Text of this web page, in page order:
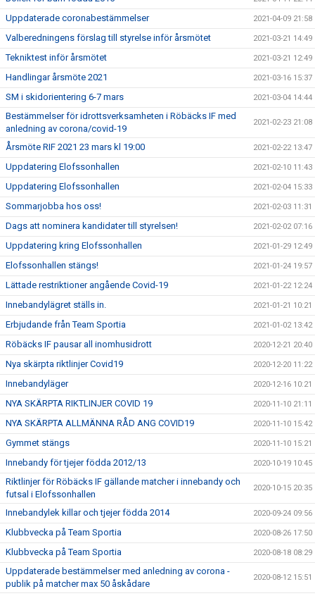
Uppdaterade coronabestämmelser 2021-04-09 21:58
Valberedningens förslag till styrelse inför årsmötet 2021-03-21 14:49
Tekniktest inför årsmötet 2021-03-21 12:49
Handlingar årsmöte 2021 2021-03-16 15:37
SM i skidorientering 6-7 mars 2021-03-04 14:44
Bestämmelser för idrottsverksamheten i Röbäcks IF med
anledning av corona/covid-19
2021-02-23 21:08
Årsmöte RIF 2021 23 mars kl 19:00 2021-02-22 13:47
Uppdatering Elofssonhallen 2021-02-10 11:43
Uppdatering Elofssonhallen 2021-02-04 15:33
Sommarjobba hos oss! 2021-02-03 11:31
Dags att nominera kandidater till styrelsen! 2021-02-02 07:16
Uppdatering kring Elofssonhallen 2021-01-29 12:49
Elofssonhallen stängs! 2021-01-24 19:57
Lättade restriktioner angående Covid-19 2021-01-22 12:24
Innebandylägret ställs in. 2021-01-21 10:21
Erbjudande från Team Sportia 2021-01-02 13:42
Röbäcks IF pausar all inomhusidrott 2020-12-21 20:40
Nya skärpta riktlinjer Covid19 2020-12-20 11:22
Innebandyläger 2020-12-16 10:21
NYA SKÄRPTA RIKTLINJER COVID 19 2020-11-10 21:11
NYA SKÄRPTA ALLMÄNNA RÅD ANG COVID19 2020-11-10 15:42
Gymmet stängs 2020-11-10 15:21
Innebandy för tjejer födda 2012/13 2020-10-19 10:45
Riktlinjer för Röbäcks IF gällande matcher i innebandy och
futsal i Elofssonhallen
2020-10-15 20:35
Innebandylek killar och tjejer födda 2014 2020-09-24 09:56
Klubbvecka på Team Sportia 2020-08-26 17:50
Klubbvecka på Team Sportia 2020-08-18 08:29
Uppdaterade bestämmelser med anledning av corona -
publik på matcher max 50 åskådare
2020-08-12 15:51